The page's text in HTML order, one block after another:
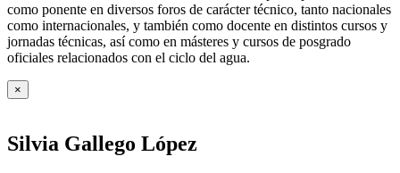
como ponente en diversos foros de carácter técnico, tanto nacionales
como internacionales, y también como docente en distintos cursos y
jornadas técnicas, así como en másteres y cursos de posgrado
oficiales relacionados con el ciclo del agua.
×
Silvia Gallego López